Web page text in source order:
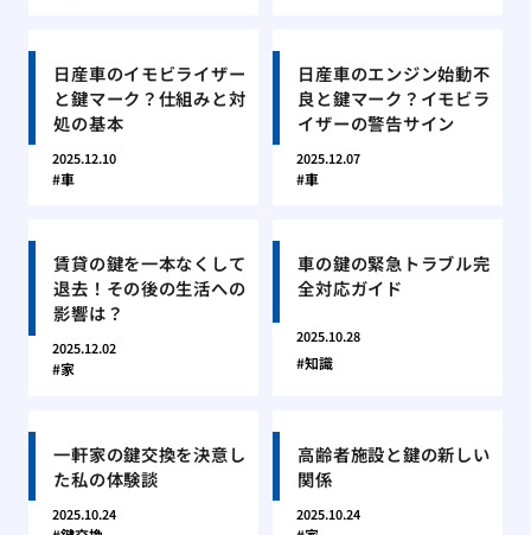
日産車のイモビライザー
と鍵マーク？仕組みと対
処の基本
2025.12.10
車
日産車のエンジン始動不
良と鍵マーク？イモビラ
イザーの警告サイン
2025.12.07
車
賃貸の鍵を一本なくして
退去！その後の生活への
影響は？
2025.12.02
家
車の鍵の緊急トラブル完
全対応ガイド
2025.10.28
知識
一軒家の鍵交換を決意し
た私の体験談
2025.10.24
高齢者施設と鍵の新しい
関係
2025.10.24